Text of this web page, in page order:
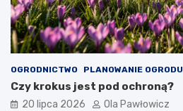
OGRODNICTWO PLANOWANIE OGRODU
Czy krokus jest pod ochroną?
20 lipca 2026 Ola Pawłowicz